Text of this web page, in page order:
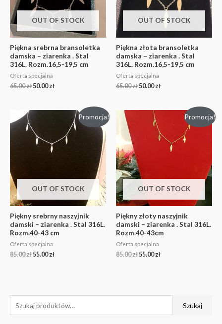
Szukaj
OUT OF STOCK
Piękna srebrna bransoletka
damska – ziarenka . Stal
316L. Rozm.16,5-19,5 cm
Oferta specjalna
65.00zł50.00zł
OUT OF STOCK
Piękna złota bransoletka
damska – ziarenka . Stal
316L. Rozm.16,5-19,5 cm
Oferta specjalna
65.00zł50.00zł
Promocja!
OUT OF STOCK
Piękny srebrny naszyjnik
damski – ziarenka . Stal 316L.
Rozm.40-43 cm
Oferta specjalna
85.00zł55.00zł
Promocja!
OUT OF STOCK
Piękny złoty naszyjnik
damski – ziarenka . Stal 316L.
Rozm.40-43cm
Oferta specjalna
85.00zł55.00zł